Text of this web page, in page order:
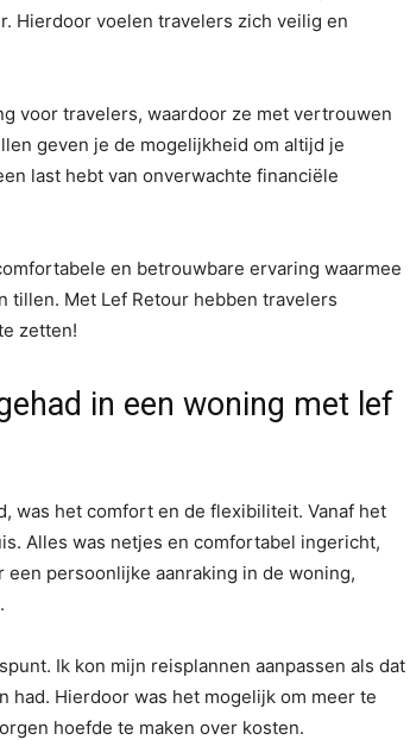
Hierdoor voelen travelers zich veilig en
voor travelers, waardoor ze met vertrouwen
geven je de mogelijkheid om altijd je
last hebt van onverwachte financiële
en betrouwbare ervaring waarmee
tillen. Met Lef Retour hebben travelers
zetten!
in een woning met lef
was het comfort en de flexibiliteit. Vanaf het
Alles was netjes en comfortabel ingericht,
een persoonlijke aanraking in de woning,
Ik kon mijn reisplannen aanpassen als dat
had. Hierdoor was het mogelijk om meer te
hoefde te maken over kosten.